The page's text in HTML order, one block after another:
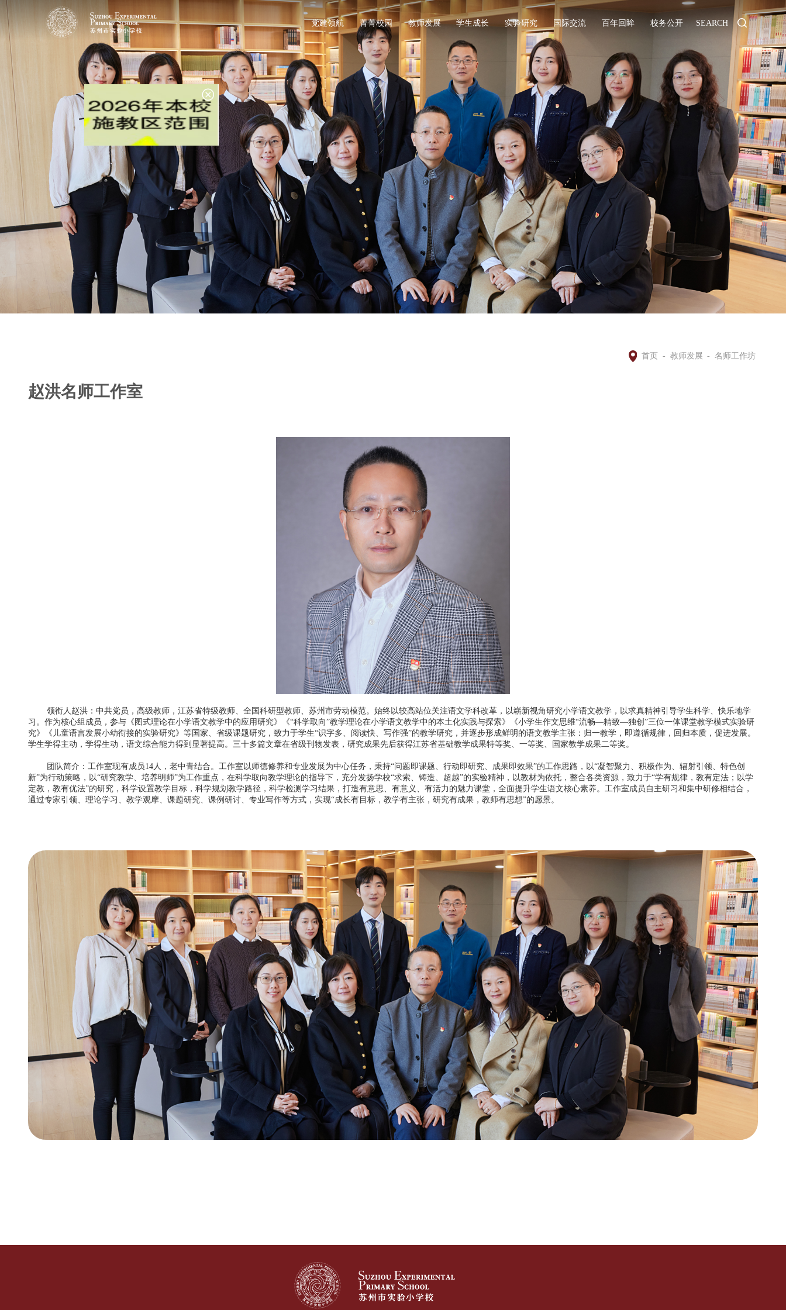
党建领航 菁菁校园 教师发展 学生成长 实验研究 国际交流 百年回眸 校务公开 SEARCH
首页 - 教师发展 - 名师工作坊
赵洪名师工作室
领衔人赵洪：中共党员，高级教师，江苏省特级教师、全国科研型教师、苏州市劳动模范。始终以较高站位关注语文学科改革，以崭新视角研究小学语文教学，以求真精神引导学生科学、快乐地学
习。作为核心组成员，参与《图式理论在小学语文教学中的应用研究》《“科学取向”教学理论在小学语文教学中的本土化实践与探索》《小学生作文思维“流畅—精致—独创”三位一体课堂教学模式实验研
究》《儿童语言发展小幼衔接的实验研究》等国家、省级课题研究，致力于学生“识字多、阅读快、写作强”的教学研究，并逐步形成鲜明的语文教学主张：归一教学，即遵循规律，回归本质，促进发展。
学生学得主动，学得生动，语文综合能力得到显著提高。三十多篇文章在省级刊物发表，研究成果先后获得江苏省基础教学成果特等奖、一等奖、国家教学成果二等奖。
团队简介：工作室现有成员14人，老中青结合。工作室以师德修养和专业发展为中心任务，秉持“问题即课题、行动即研究、成果即效果”的工作思路，以“凝智聚力、积极作为、辐射引领、特色创
新”为行动策略，以“研究教学、培养明师”为工作重点，在科学取向教学理论的指导下，充分发扬学校“求索、铸造、超越”的实验精神，以教材为依托，整合各类资源，致力于“学有规律，教有定法；以学
定教，教有优法”的研究，科学设置教学目标，科学规划教学路径，科学检测学习结果，打造有意思、有意义、有活力的魅力课堂，全面提升学生语文核心素养。工作室成员自主研习和集中研修相结合，
通过专家引领、理论学习、教学观摩、课题研究、课例研讨、专业写作等方式，实现“成长有目标，教学有主张，研究有成果，教师有思想”的愿景。